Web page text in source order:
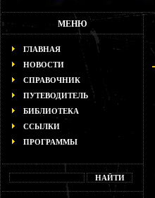
МЕНЮ
ГЛАВНАЯ
НОВОСТИ
СПРАВОЧНИК
ПУТЕВОДИТЕЛЬ
БИБЛИОТЕКА
ССЫЛКИ
ПРОГРАММЫ